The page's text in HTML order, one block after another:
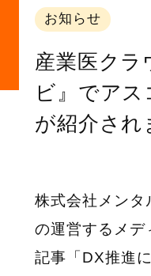
お知らせ
産業医クラ
ビ』でア
が紹介され
株式会社メンタ
の運営するメデ
記事「DX推進